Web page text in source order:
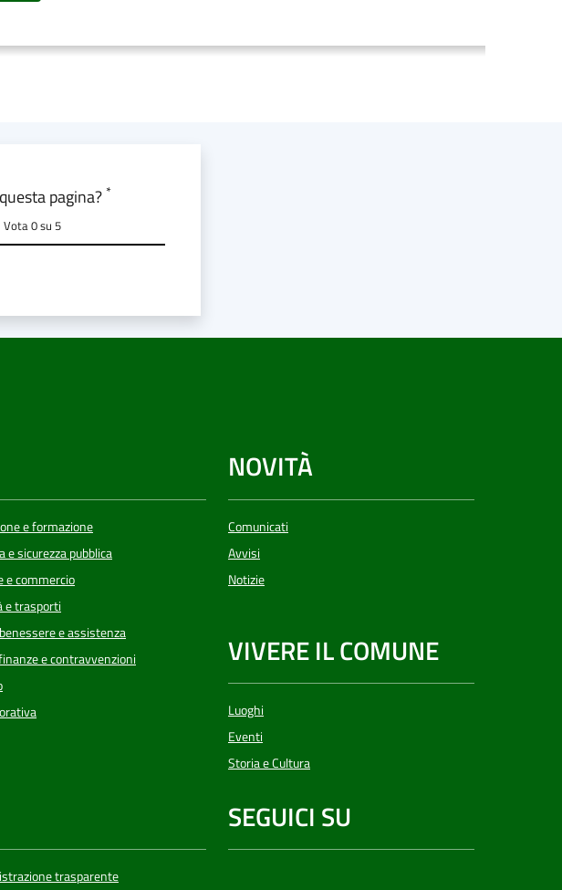
pagina? *
su 5
Vota 0 su 5
e formazione
e sicurezza pubblica
e commercio
e trasporti
e assistenza
e contravvenzioni
NOVITÀ
Comunicati
Avvisi
Notizie
VIVERE IL COMUNE
Luoghi
Eventi
Storia e Cultura
trasparente
SEGUICI SU